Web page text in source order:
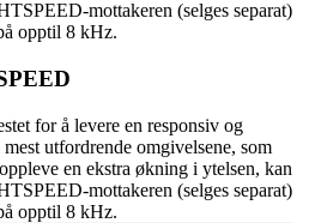
mottakeren (selges separat)
opptil 8 kHz.
for å levere en responsiv og
utfordrende omgivelsene, som
en ekstra økning i ytelsen, kan
mottakeren (selges separat)
opptil 8 kHz.